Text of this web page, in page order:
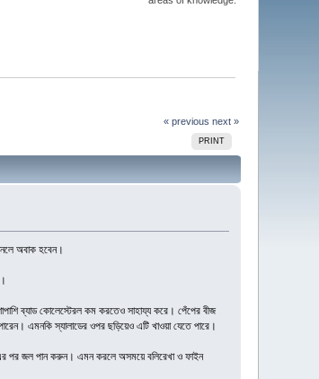
« previous next »
PRINT
অবাক হবেন।
ব্যাড কোলেস্টেরল কম করতেও সাহায্য করে। পেঁপের বীজ
এমনকি স্যালাডের ওপর ছড়িয়েও এটি খাওয়া যেতে পারে।
এর পর জল পান করুন। এমন করলে অসময়ে বলিরেখা ও ফাইন